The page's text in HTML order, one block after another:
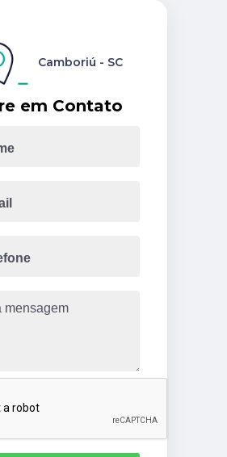
em Contato
Camboriú - SC